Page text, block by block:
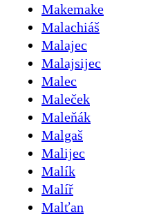
Makemake
Malachiáš
Malajec
Malajsijec
Malec
Maleček
Maleňák
Malgaš
Malijec
Malík
Malíř
Malťan